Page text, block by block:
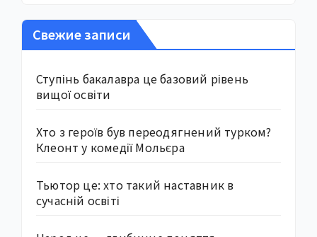
Свежие записи
Ступінь бакалавра це базовий рівень
вищої освіти
Хто з героїв був переодягнений турком?
Клеонт у комедії Мольєра
Тьютор це: хто такий наставник в
сучасній освіті